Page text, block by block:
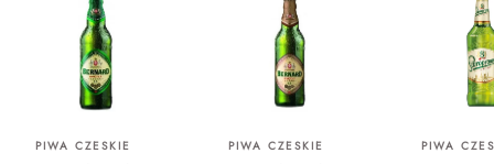
PIWA CZESKIE PIWA CZESKIE PIWA